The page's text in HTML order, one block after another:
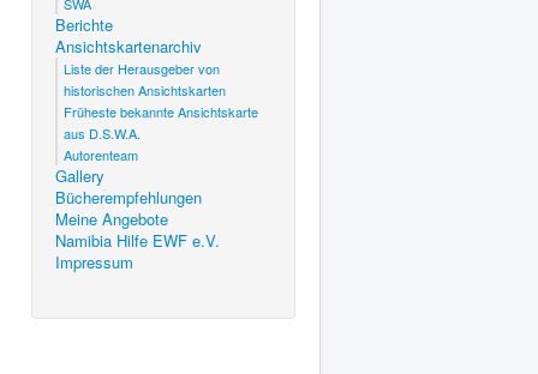
Berichte
Ansichtskartenarchiv
Liste der Herausgeber von
historischen Ansichtskarten
Früheste bekannte Ansichtskarte
aus D.S.W.A.
Autorenteam
Gallery
Bücherempfehlungen
Meine Angebote
Namibia Hilfe EWF e.V.
Impressum